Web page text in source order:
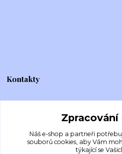
Kontakty
+420 775 677 164
Náš e-shop a partneři
souborů cookies, aby Vám
týkající se